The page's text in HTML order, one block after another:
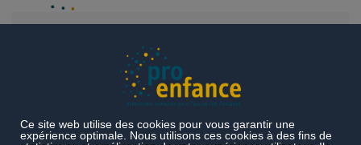
Projets réalisés
de l'enfance
Rencontre dans le canton de Genève